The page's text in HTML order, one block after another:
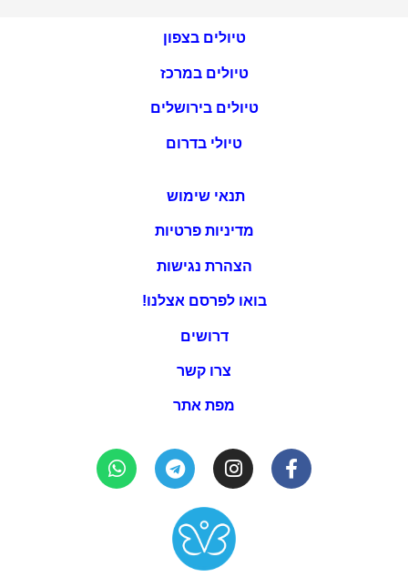
טיולים בצפון
טיולים במרכז
טיולים בירושלים
טיולי בדרום
תנאי שימוש
מדיניות פרטיות
הצהרת נגישות
בואו לפרסם אצלנו!
דרושים
צרו קשר
מפת אתר